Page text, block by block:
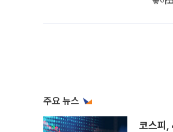
주요 뉴스
코스피